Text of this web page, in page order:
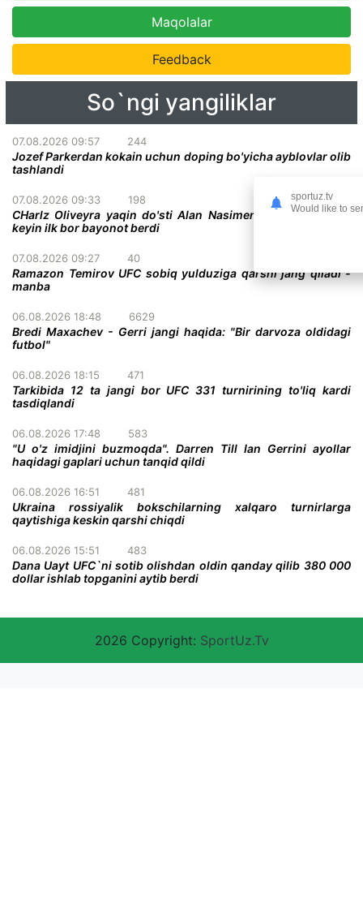
Maqolalar
Feedback
So`ngi yangiliklar
07.08.2026 09:57 244
Jozef Parkerdan kokain uchun doping bo'yicha ayblovlar olib
tashlandi
07.08.2026 09:33 198
CHarlz Oliveyra yaqin do'sti Alan Nasimentoning vafotidan
keyin ilk bor bayonot berdi
07.08.2026 09:27 40
Ramazon Temirov UFC sobiq yulduziga qarshi jang qiladi -
manba
06.08.2026 18:48 6629
Bredi Maxachev - Gerri jangi haqida: "Bir darvoza oldidagi
futbol"
06.08.2026 18:15 471
Tarkibida 12 ta jangi bor UFC 331 turnirining to'liq kardi
tasdiqlandi
06.08.2026 17:48 583
"U o'z imidjini buzmoqda". Darren Till Ian Gerrini ayollar
haqidagi gaplari uchun tanqid qildi
06.08.2026 16:51 481
Ukraina rossiyalik bokschilarning xalqaro turnirlarga
qaytishiga keskin qarshi chiqdi
06.08.2026 15:51 483
Dana Uayt UFC`ni sotib olishdan oldin qanday qilib 380 000
dollar ishlab topganini aytib berdi
2026 Copyright: SportUz.Tv
sportuz.tv
Would like to